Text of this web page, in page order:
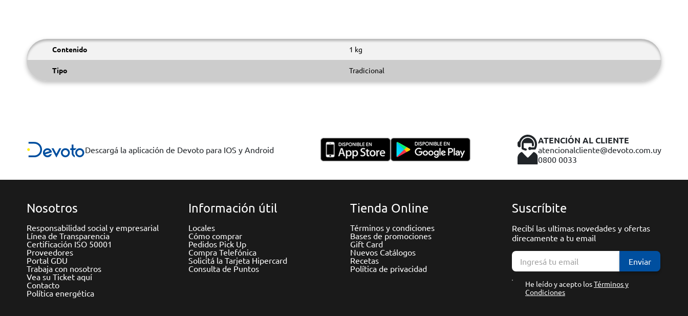
Contenido 1 kg
Tipo Tradicional
Descargá la aplicación de Devoto para IOS y Android
ATENCIÓN AL CLIENTE
atencionalcliente@devoto.com.uy
0800 0033
Nosotros
Responsabilidad social y empresarial
Línea de Transparencia
Certificación ISO 50001
Proveedores
Portal GDU
Trabaja con nosotros
Vea su Ticket aquí
Contacto
Política energética
Información útil
Locales
Cómo comprar
Pedidos Pick Up
Compra Telefónica
Solicitá la Tarjeta Hipercard
Consulta de Puntos
Tienda Online
Términos y condiciones
Bases de promociones
Gift Card
Nuevos Catálogos
Recetas
Política de privacidad
Suscríbite
Recibí las ultimas novedades y ofertas
direcamente a tu email
Enviar
He leído y acepto losTérminos y
Condiciones